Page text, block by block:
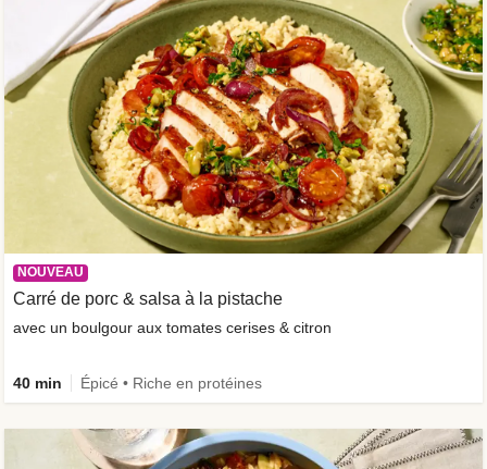
NOUVEAU
Carré de porc & salsa à la pistache
avec un boulgour aux tomates cerises & citron
40 min Épicé • Riche en protéines